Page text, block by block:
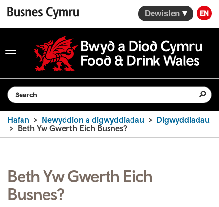
Dewislen EN
Toggle
navigation
Search the website
Hafan Newyddion a digwyddiadau
Digwyddiadau
Beth Yw Gwerth Eich Busnes?
Beth Yw Gwerth Eich
Busnes?